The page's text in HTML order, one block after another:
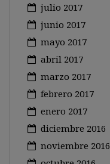
julio 2017
junio 2017
mayo 2017
abril 2017
marzo 2017
febrero 2017
enero 2017
diciembre 2016
noviembre 2016